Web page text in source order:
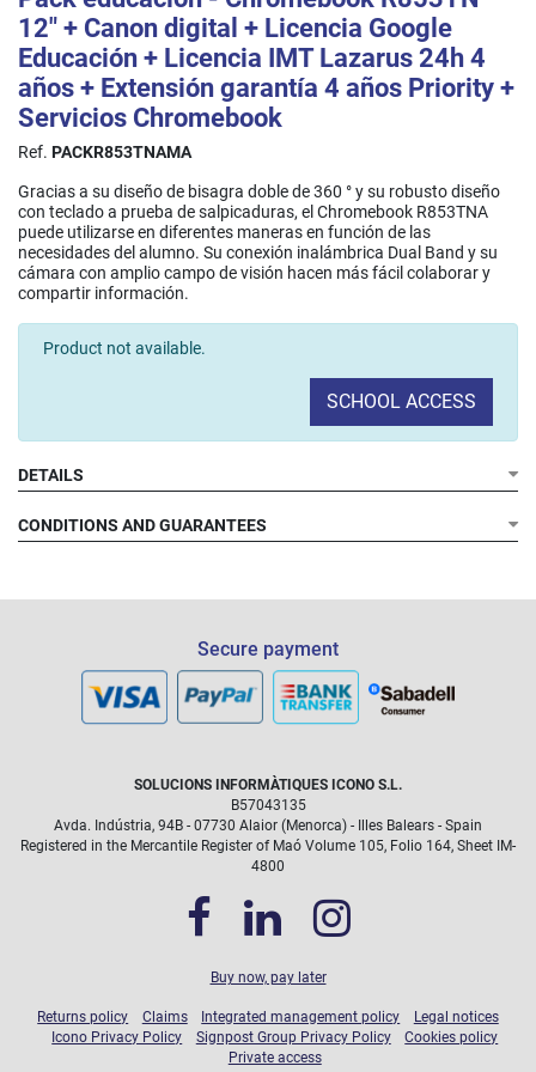
12" + Canon digital + Licencia Google
Educación + Licencia IMT Lazarus 24h 4
años + Extensión garantía 4 años Priority +
Servicios Chromebook
Ref. PACKR853TNAMA
Gracias a su diseño de bisagra doble de 360 ° y su robusto diseño
con teclado a prueba de salpicaduras, el Chromebook R853TNA
puede utilizarse en diferentes maneras en función de las
necesidades del alumno. Su conexión inalámbrica Dual Band y su
cámara con amplio campo de visión hacen más fácil colaborar y
compartir información.​
Product not available.
SCHOOL ACCESS
DETAILS
CONDITIONS AND GUARANTEES
Las intervenciones debidas a daños accidentales (rotura de
pantalla...) que queden cubiertas durante el tiempo que dure
el plan, no tendrán coste, con la limitación de una reparación
por año.
Secure payment
SOLUCIONS INFORMÀTIQUES ICONO S.L.
B57043135
Avda. Indústria, 94B - 07730 Alaior (Menorca) - Illes Balears - Spain
Registered in the Mercantile Register of Maó Volume 105, Folio 164, Sheet IM-
4800
Buy now, pay later
Returns policy Claims Integrated management policy
Legal notices
Icono Privacy Policy
Signpost Group Privacy Policy
Cookies policy
Private access